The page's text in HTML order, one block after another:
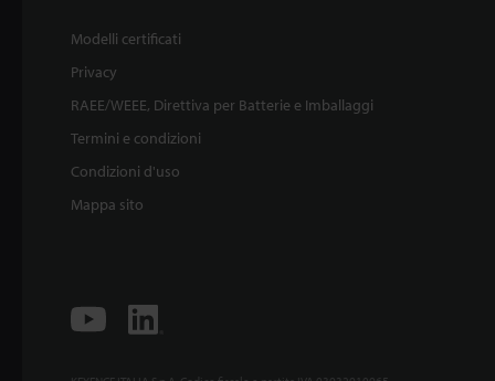
Modelli certificati
Privacy
RAEE/WEEE, Direttiva per Batterie e Imballaggi
Termini e condizioni
Condizioni d'uso
Mappa sito